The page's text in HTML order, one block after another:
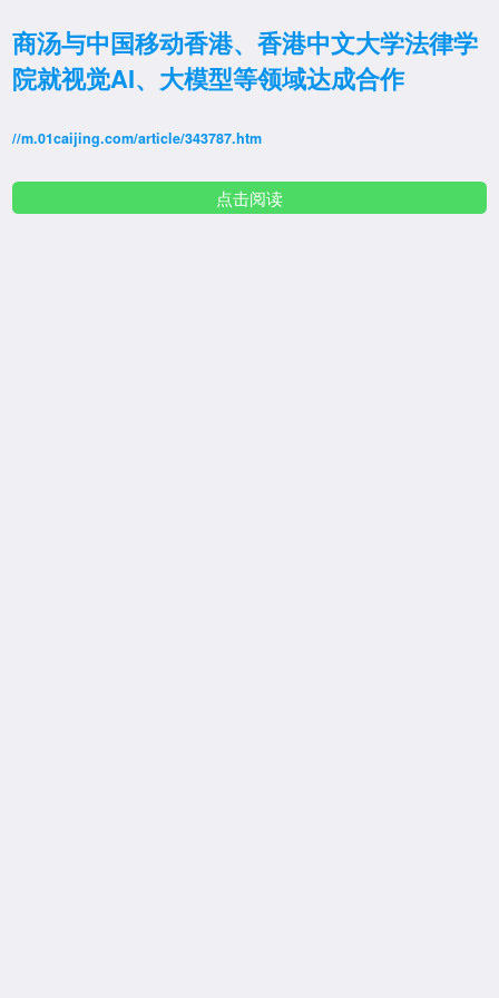
商汤与中国移动香港、香港中文大学法律学
院就视觉AI、大模型等领域达成合作
//m.01caijing.com/article/343787.htm
点击阅读